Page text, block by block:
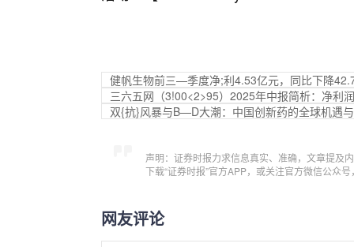
健帆生物前三—季度净;利4.53亿元，同比下降
三六五网（3!00<2>95）2025年中报简析：净利
双{抗}风暴与B—D大潮：中国创新药的全球机遇
声明：证券时报力求信息真实、准确，文章提及
下载“证券时报”官方APP，或关注官方微信公众
网友评论